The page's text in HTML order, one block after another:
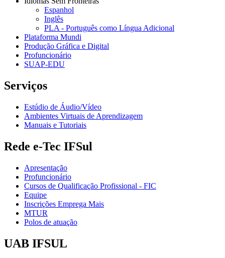
Espanhol
Inglês
PLA - Português como Língua Adicional
Plataforma Mundi
Produção Gráfica e Digital
Profuncionário
SUAP-EDU
Serviços
Estúdio de Áudio/Vídeo
Ambientes Virtuais de Aprendizagem
Manuais e Tutoriais
Rede e-Tec IFSul
Apresentação
Profuncionário
Cursos de Qualificação Profissional - FIC
Equipe
Inscrições Emprega Mais
MTUR
Polos de atuação
UAB IFSUL